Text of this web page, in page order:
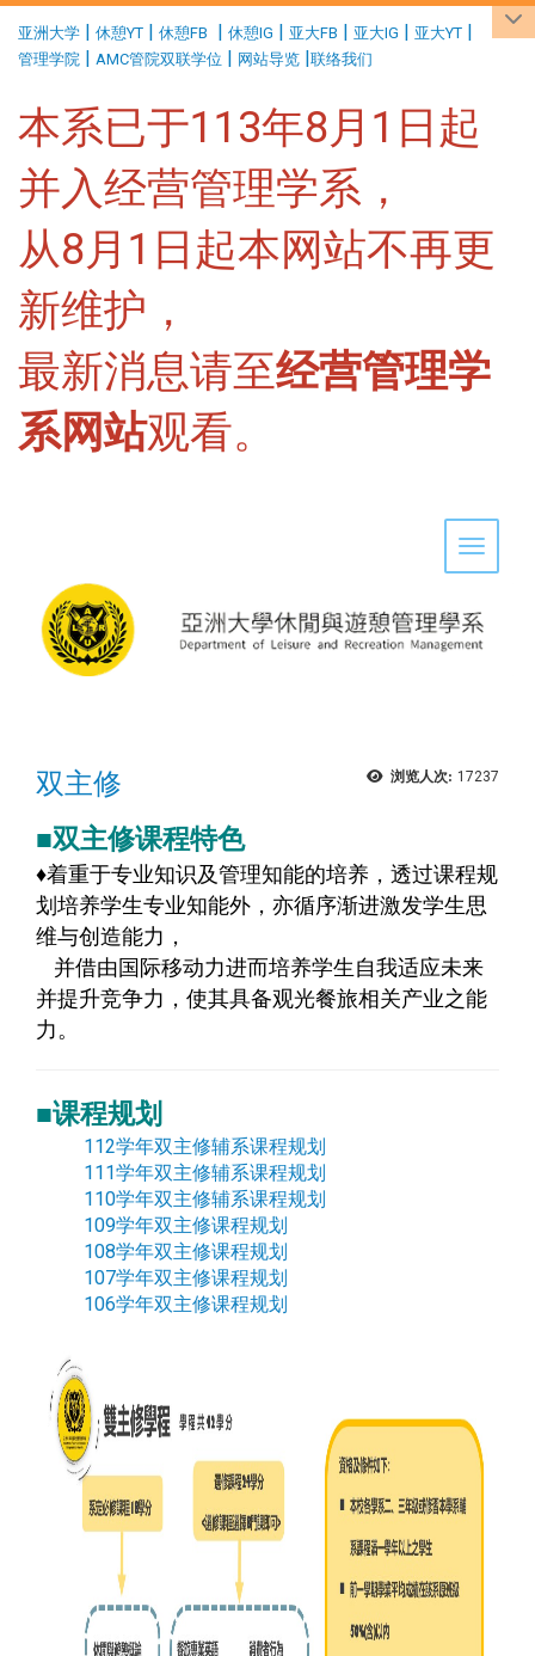
亚洲大学 | 休憩YT | 休憩FB | 休憩IG | 亚大FB | 亚大IG | 亚大YT |
管理学院 | AMC管院双联学位 | 网站导览 |联络我们
本系已于113年8月1日起
并入经营管理学系，
从8月1日起本网站不再更
新维护，
最新消息请至经营管理学
系网站观看。
Toggle
浏览人次: 17237
双主修
■双主修课程特色
♦着重于专业知识及管理知能的培养，透过课程规
划培养学生专业知能外，亦循序渐进激发学生思
维与创造能力，
并借由国际移动力进而培养学生自我适应未来
并提升竞争力，使其具备观光餐旅相关产业之能
力。
■课程规划
112学年双主修辅系课程规划
111学年双主修辅系课程规划
110学年双主修辅系课程规划
109学年双主修课程规划
108学年双主修课程规划
107学年双主修课程规划
106学年双主修课程规划